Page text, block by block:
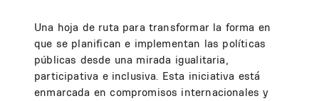
Una hoja de ruta para transformar la forma en
que se planifican e implementan las políticas
públicas desde una mirada igualitaria,
participativa e inclusiva. Esta iniciativa está
enmarcada en compromisos internacionales y